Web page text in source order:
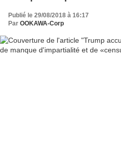
Publié le 29/08/2018 à 16:17
Par OOKAWA-Corp